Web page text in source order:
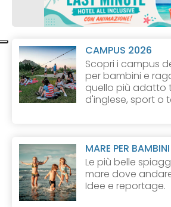
CAMPUS 2026
Scopri i campus
per bambini e
quello più adatto
d'inglese, sport o
MARE PER BAMBINI
Le più belle
mare dove
Idee e reportage.